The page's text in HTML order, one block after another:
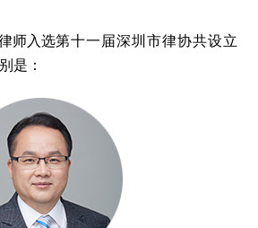
师入选第十一届深圳市律协共设立
是：